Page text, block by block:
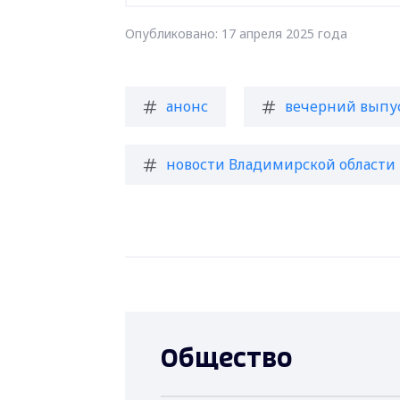
Опубликовано: 17 апреля 2025 года
анонс вечерний
новости Владимирской области
Общество